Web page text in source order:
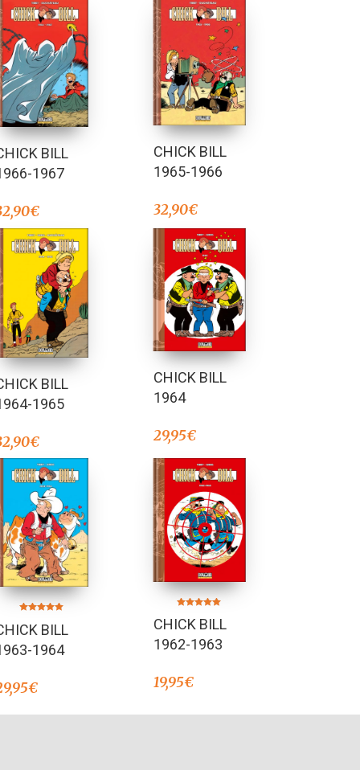
BILL
1967
€
CHICK BILL
1965-1966
32,90€
BILL
1965
€
CHICK BILL
1964
29,95€
5.00
de 5
BILL
1964
€
5.00
de 5
CHICK BILL
1962-1963
19,95€